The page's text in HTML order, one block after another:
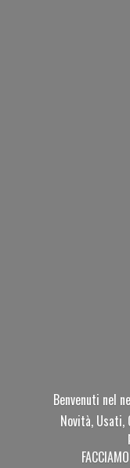
Benvenuti nel
Novità, Usati,